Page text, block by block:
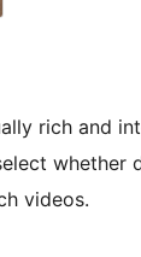
rich
whether
videos.